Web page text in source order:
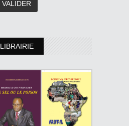
LIBRAIRIE